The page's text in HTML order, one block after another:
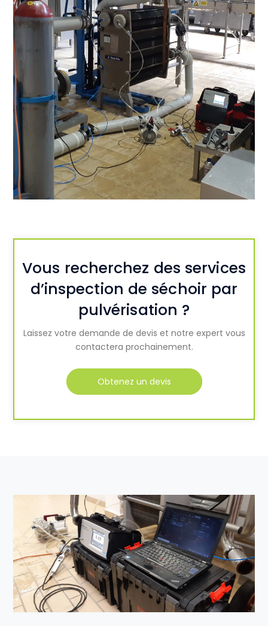
Vous recherchez des services
d’inspection de séchoir par
pulvérisation ?
Laissez votre demande de devis et notre expert vous
contactera prochainement.
Obtenez un devis